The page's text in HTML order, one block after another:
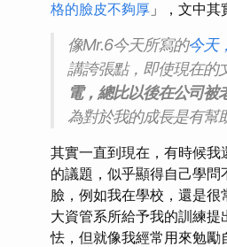
格的臉皮不夠厚 」，文中其
像Mr.6今天所寫的今天
講誇張點，即使現在的
電，總比以後在公司被
為對於我的成長是有幫
其實一直到現在，有時候
的議題，似乎顯得自己學
臉，例如我在學校，還是
大資管系所給予我的訓練
怯，但就像我經常用來勉勵